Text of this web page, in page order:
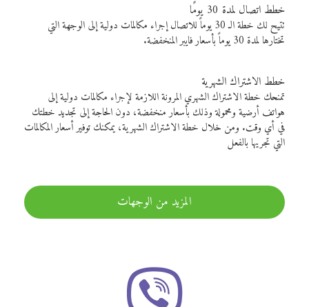
خطط اتصال لمدة 30 يومًا
تتيح لك خطة الـ 30 يوماً للاتصال إجراء مكالمات دولية إلى الوجهة التي
تختارها لمدة 30 يوماً بأسعار فايبر المنخفضة.
خطط الاشتراك الشهرية
تمنحك خطة الاشتراك الشهري المرونة اللازمة لإجراء مكالمات دولية إلى
هواتف أرضية ومحمولة وذلك بأسعار منخفضة، دون الحاجة إلى تجديد خطتك
في أي وقت. ومن خلال خطة الاشتراك الشهرية، يمكنك توفير أسعار المكالمات
التي تجريها بالفعل
المزيد من الوجهات